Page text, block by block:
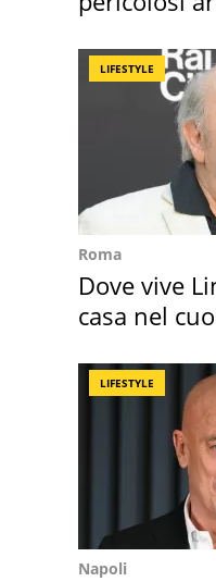
LIFESTYLE
Roma
Dove vive
casa nel
LIFESTYLE
Napoli